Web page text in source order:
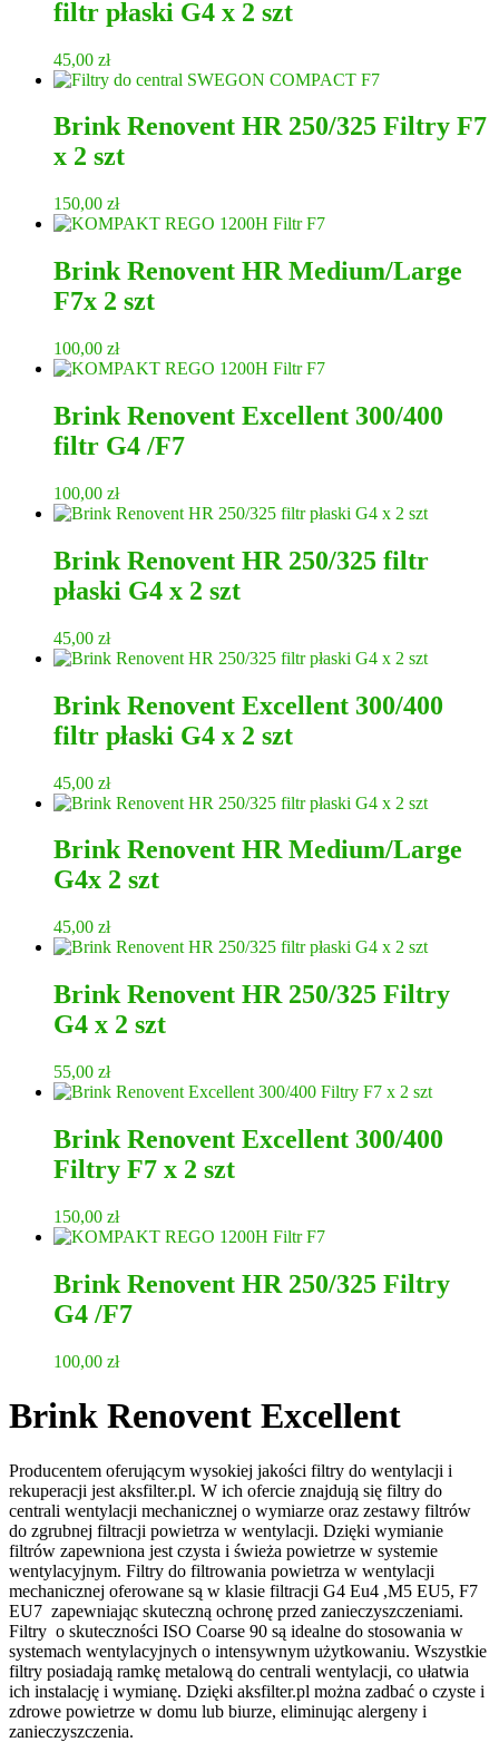
filtr płaski G4 x 2 szt
45,00 zł
Brink Renovent HR 250/325 Filtry F7
x 2 szt
150,00 zł
Brink Renovent HR Medium/Large
F7x 2 szt
100,00 zł
Brink Renovent Excellent 300/400
filtr G4 /F7
100,00 zł
Brink Renovent HR 250/325 filtr
płaski G4 x 2 szt
45,00 zł
Brink Renovent Excellent 300/400
filtr płaski G4 x 2 szt
45,00 zł
Brink Renovent HR Medium/Large
G4x 2 szt
45,00 zł
Brink Renovent HR 250/325 Filtry
G4 x 2 szt
55,00 zł
Brink Renovent Excellent 300/400
Filtry F7 x 2 szt
150,00 zł
Brink Renovent HR 250/325 Filtry
G4 /F7
100,00 zł
Brink Renovent Excellent
Producentem oferującym wysokiej jakości filtry do wentylacji i
rekuperacji jest aksfilter.pl. W ich ofercie znajdują się filtry do
centrali wentylacji mechanicznej o wymiarze oraz zestawy filtrów
do zgrubnej filtracji powietrza w wentylacji. Dzięki wymianie
filtrów zapewniona jest czysta i świeża powietrze w systemie
wentylacyjnym. Filtry do filtrowania powietrza w wentylacji
mechanicznej oferowane są w klasie filtracji G4 Eu4 ,M5 EU5, F7
EU7 zapewniając skuteczną ochronę przed zanieczyszczeniami.
Filtry o skuteczności ISO Coarse 90 są idealne do stosowania w
systemach wentylacyjnych o intensywnym użytkowaniu. Wszystkie
filtry posiadają ramkę metalową do centrali wentylacji, co ułatwia
ich instalację i wymianę. Dzięki aksfilter.pl można zadbać o czyste i
zdrowe powietrze w domu lub biurze, eliminując alergeny i
zanieczyszczenia.